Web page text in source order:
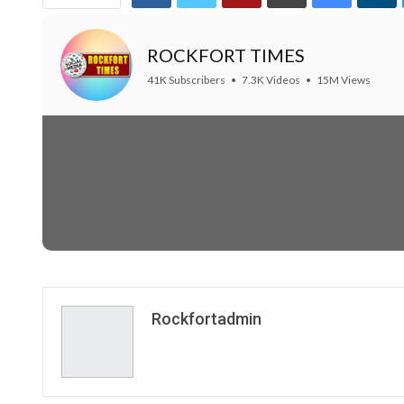
ROCKFORT TIMES
41K Subscribers • 7.3K Videos • 15M Views
Rockfortadmin